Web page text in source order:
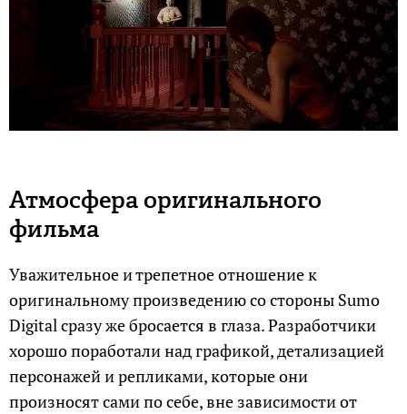
Атмосфера оригинального
фильма
Уважительное и трепетное отношение к
оригинальному произведению со стороны Sumo
Digital сразу же бросается в глаза. Разработчики
хорошо поработали над графикой, детализацией
персонажей и репликами, которые они
произносят сами по себе, вне зависимости от